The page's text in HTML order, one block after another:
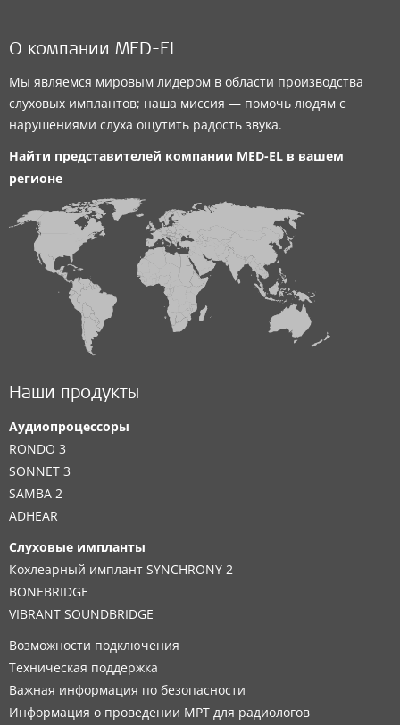
О компании MED-EL
Мы являемся мировым лидером в области производства
слуховых имплантов; наша миссия — помочь людям с
нарушениями слуха ощутить радость звука.
Найти представителей компании MED-EL в вашем
регионе
Наши продукты
Аудиопроцессоры
RONDO 3
SONNET 3
SAMBA 2
ADHEAR
Слуховые импланты
Кохлеарный имплант SYNCHRONY 2
BONEBRIDGE
VIBRANT SOUNDBRIDGE
Возможности подключения
Техническая поддержка
Важная информация по безопасности
Информация о проведении МРТ для радиологов